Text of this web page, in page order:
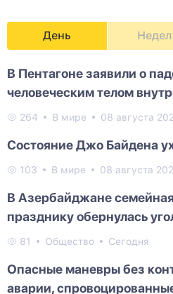
День
В Пентагоне заявили о
человеческим телом
264 В мире 08 августа
Состояние Джо Байдена
103 В мире 08 августа
В Азербайджане
празднику обернулась
81 Общество Сегодня
Опасные маневры без
аварии,